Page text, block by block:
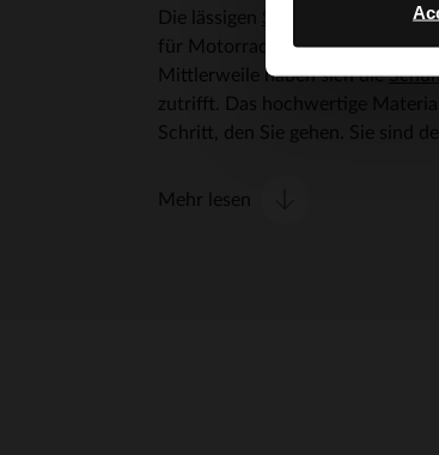
Die lässigen Stiefeletten
sind
für Motorradfahrer entworfen
Mittlerweile haben sich die
zutrifft. Das hochwertige
Schritt, den Sie gehen. Sie sind
Mehr lesen